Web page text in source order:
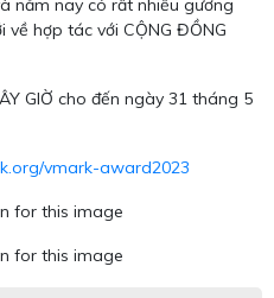
năm nay có rất nhiều gương
hợp tác với CỘNG ĐỒNG
GIỜ cho đến ngày 31 tháng 5
vmark-award2023